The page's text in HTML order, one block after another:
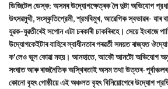
ডিজিটেল ডেস্ক: অসমৰ উদ্যোগক্ষেত্ৰক লৈ দুটা অভিযোগ
উৎসৱমুখী, সংস্কৃতিপ্রেমী, শ্রমবিমুখ, আৱেগিক স্বভাৱৰ- যাৰ
যুৱক-যুৱতীৰেই সপোন এটা চৰকাৰী চাকৰিৰহে। সেয়ে ইংৰাজে
উদ্যোগকেইটাৰ বাহিৰে স্বাধীনতাৰ পৰৱৰ্তী সময়ত ৰাজ্যত
ক'লেও ভুল কোৱা নহয়। আনহাতে, আকৌ আনটো অভিযোগ অনুসৰি
সংঘাত আৰু ৰাজনৈতিক অস্থিৰতাই অসম তথা উত্তৰ-পূৰ্বাঞ্চলৰ
কোনো বৃহৎ গোষ্ঠীয়ে এই অঞ্চলত বৃহৎ বিনিয়োগেৰে উদ্যোগ